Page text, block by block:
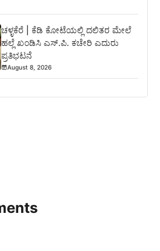
ಚಳ್ಳಕೆರೆ | ಕೆಡಿ ಕೋಟೆಯಲ್ಲಿ ದಲಿತರ ಮೇಲೆ
ಹಲ್ಲೆ ಖಂಡಿಸಿ ಎಸ್.ಪಿ. ಕಚೇರಿ ಎದುರು
ಪ್ರತಿಭಟನೆ
August 8, 2026